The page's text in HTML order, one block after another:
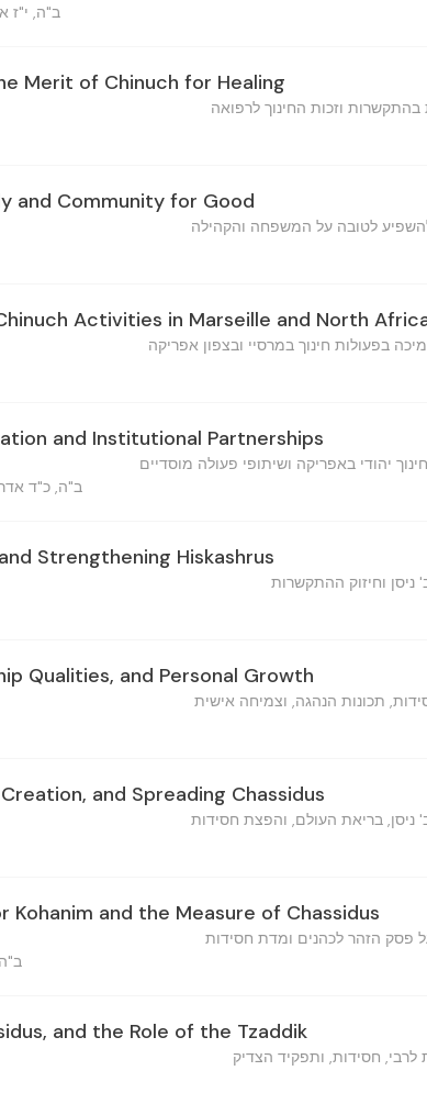
ב"ה, י"ז
Merit of Chinuch for Healing
וזכות החינוך לרפואה
and Community for Good
לטובה על המשפחה והקהילה
Activities in Marseille and North
בפעולות חינוך במרסיי ובצפון אפריקה
and Institutional Partnerships
יהודי באפריקה ושיתופי פעולה מוסדיים
ב"ה, כ"ד
Strengthening Hiskashrus
ניסן וחיזוק ההתקשרות
Qualities, and Personal Growth
תכונות הנהגה, וצמיחה אישית
and Spreading Chassidus
ניסן, בריאת העולם, והפצת חסידות
Kohanim and the Measure of Chassidus
פסק הזהר לכהנים ומדת חסידות
and the Role of the Tzaddik
חסידות, ותפקיד הצדיק